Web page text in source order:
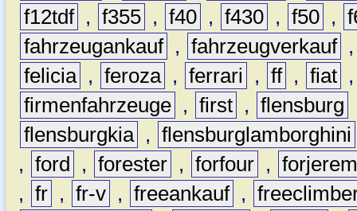
f12tdf , f355 , f40 , f430 , f50 ,
fahrzeugankauf , fahrzeugverkauf
felicia , feroza , ferrari , ff , fiat
firmenfahrzeuge , first , flensburg
flensburgkia , flensburglamborghini
, ford , forester , forfour ,
, fr , fr-v , freeankauf ,